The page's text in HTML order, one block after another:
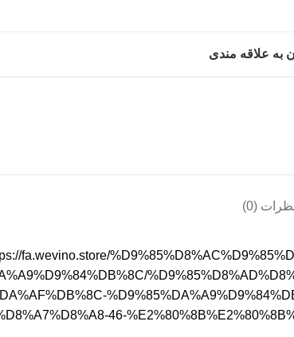
به علاقه مندی
(0)
fa.wevino.store/
46-